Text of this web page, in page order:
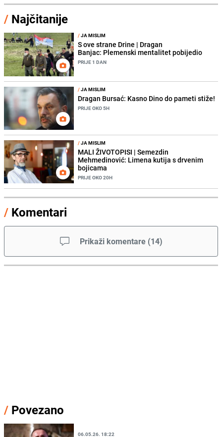
/ Najčitanije
/JA MISLIM
S ove strane Drine | Dragan
Banjac: Plemenski mentalitet pobijedio
PRIJE 1 DAN
/JA MISLIM
Dragan Bursać: Kasno Dino do pameti stiže!
PRIJE OKO 5H
/JA MISLIM
MALI ŽIVOTOPISI | Semezdin
Mehmedinović: Limena kutija s drvenim
bojicama
PRIJE OKO 20H
/ Komentari
Prikaži komentare (14)
/ Povezano
06.05.26. 18:22